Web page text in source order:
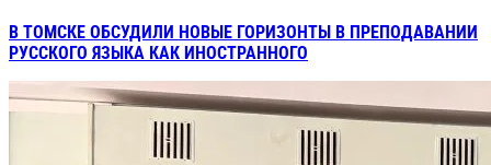
В ТОМСКЕ ОБСУДИЛИ НОВЫЕ ГОРИЗОНТЫ В ПРЕПОДАВАНИИ
РУССКОГО ЯЗЫКА КАК ИНОСТРАННОГО